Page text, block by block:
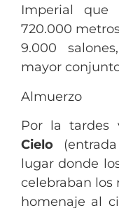
Imperial que
720.000
9.000
mayor
Almuerzo
Por la tardes
Cielo
lugar donde
celebraban los
homenaje al